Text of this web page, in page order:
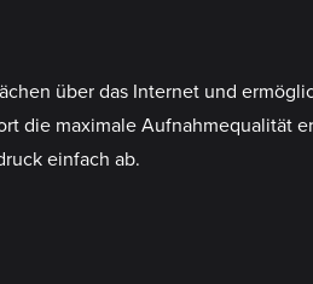
über das Internet und
die maximale Aufnahmequalität
einfach ab.